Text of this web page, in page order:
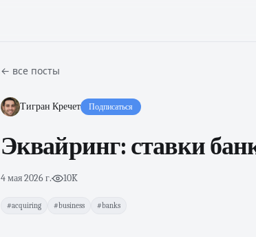
← все посты
Тигран Кречет Подписаться
Эквайринг: ставки
4 мая 2026 г.· 10K
#acquiring #business #banks